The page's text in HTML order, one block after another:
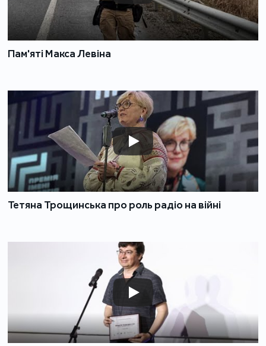
Пам'яті Макса Левіна
Тетяна Трощинська про роль радіо на війні